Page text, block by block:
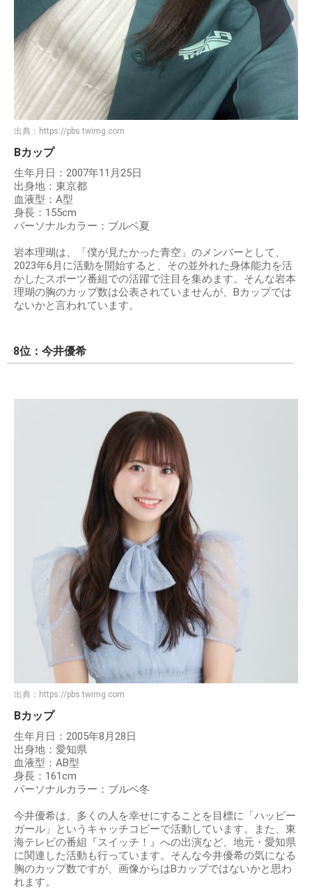
出典： https://pbs.twimg.com
Bカップ
生年月日：2007年11月25日
出身地：東京都
血液型：A型
身長：155cm
パーソナルカラー：ブルベ夏
岩本理瑚は、「僕が見たかった青空」のメンバーとして、
2023年6月に活動を開始すると、その並外れた身体能力を活
かしたスポーツ番組での活躍で注目を集めます。そんな岩本
理瑚の胸のカップ数は公表されていませんが、Bカップでは
ないかと言われています。
8位：今井優希
出典： https://pbs.twimg.com
Bカップ
生年月日：2005年8月28日
出身地：愛知県
血液型：AB型
身長：161cm
パーソナルカラー：ブルベ冬
今井優希は、多くの人を幸せにすることを目標に「ハッピー
ガール」というキャッチコピーで活動しています。また、東
海テレビの番組『スイッチ！』への出演など、地元・愛知県
に関連した活動も行っています。そんな今井優希の気になる
胸のカップ数ですが、画像からはBカップではないかと思わ
れます。